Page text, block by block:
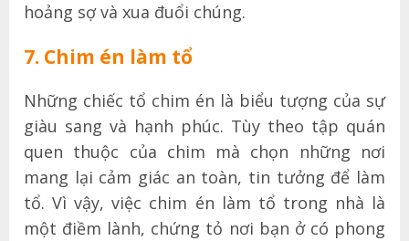
hoảng sợ và xua đuổi chúng.
7. Chim én làm tổ
Những chiếc tổ chim én là biểu tượng của sự
giàu sang và hạnh phúc. Tùy theo tập quán
quen thuộc của chim mà chọn những nơi
mang lại cảm giác an toàn, tin tưởng để làm
tổ. Vì vậy, việc chim én làm tổ trong nhà là
một điềm lành, chứng tỏ nơi bạn ở có phong